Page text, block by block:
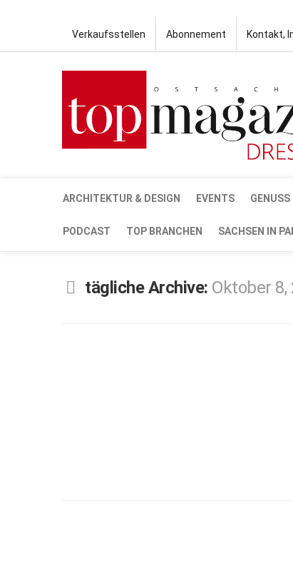
Verkaufsstellen Abonnement Kontakt,
ARCHITEKTUR & DESIGN EVENTS GENUSS
PODCAST TOP BRANCHEN SACHSEN IN
tägliche Archive: Oktober 8,